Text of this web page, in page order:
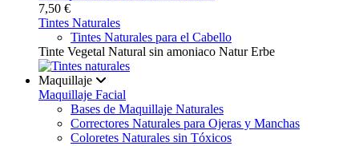
7,50 €
Tintes Naturales
Tintes Naturales para el Cabello
Tinte Vegetal Natural sin amoniaco Natur Erbe
Maquillaje
Maquillaje Facial
Bases de Maquillaje Naturales
Correctores Naturales para Ojeras y Manchas
Coloretes Naturales sin Tóxicos